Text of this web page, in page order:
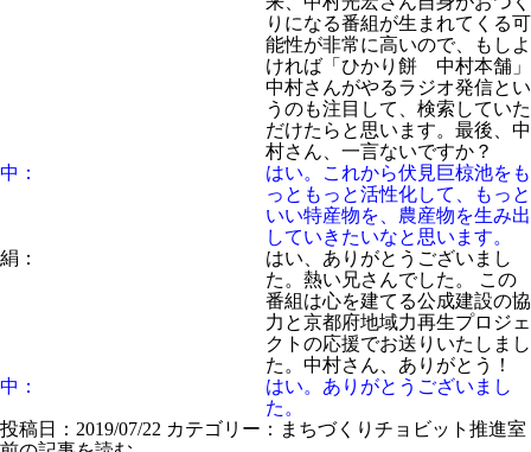
りになる番組が生まれてくる可
能性が非常に高いので、もしよ
ければ「ひかり餅 中村本舗」
中村さんがやるラジオ発信とい
うのも注目して、検索していた
だけたらと思います。最後、中
村さん、一言ないですか？
中：
はい。これから伏見巨椋池をも
っともっと活性化して、もっと
いい特産物を、農産物を生み出
していきたいなと思います。
絹：
はい、ありがとうございまし
た。熱い兄さんでした。 この
番組は心を建てる公成建設の協
力と京都府地域力再生プロジェ
クトの応援でお送りいたしまし
た。中村さん、ありがとう！
中：
はい。ありがとうございまし
た。
投稿日：2019/07/22 カテゴリー： まちづくりチョビット推進室